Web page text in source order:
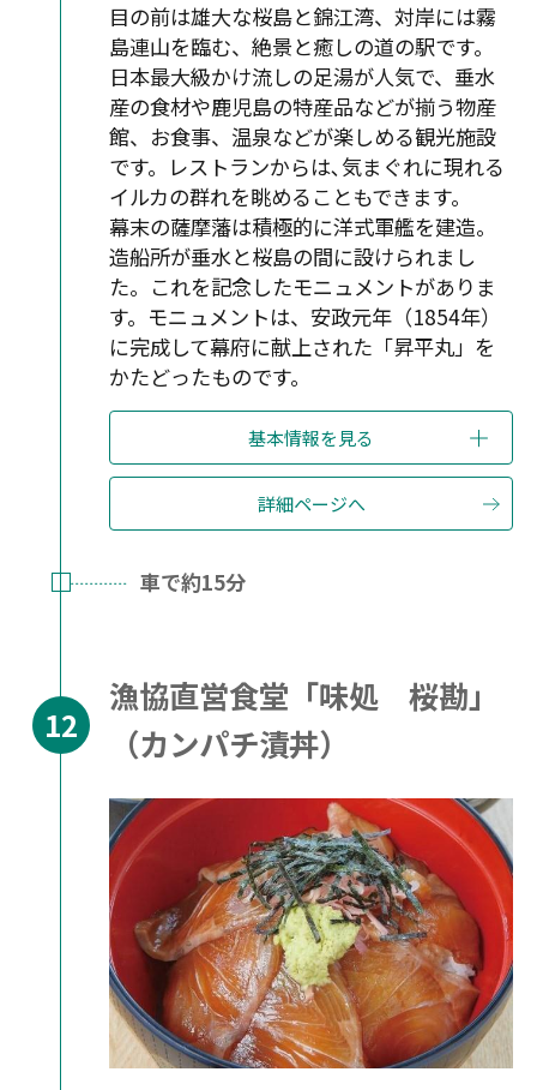
目の前は雄大な桜島と錦江湾、対岸には霧
島連山を臨む、絶景と癒しの道の駅です。
日本最大級かけ流しの足湯が人気で、垂水
産の食材や鹿児島の特産品などが揃う物産
館、お食事、温泉などが楽しめる観光施設
です。レストランからは､気まぐれに現れる
イルカの群れを眺めることもできます。
幕末の薩摩藩は積極的に洋式軍艦を建造。
造船所が垂水と桜島の間に設けられまし
た。これを記念したモニュメントがありま
す。モニュメントは、安政元年（1854年）
に完成して幕府に献上された「昇平丸」を
かたどったものです。
基本情報を見る
詳細ページへ
車で約15分
漁協直営食堂「味処 桜勘」
（カンパチ漬丼）